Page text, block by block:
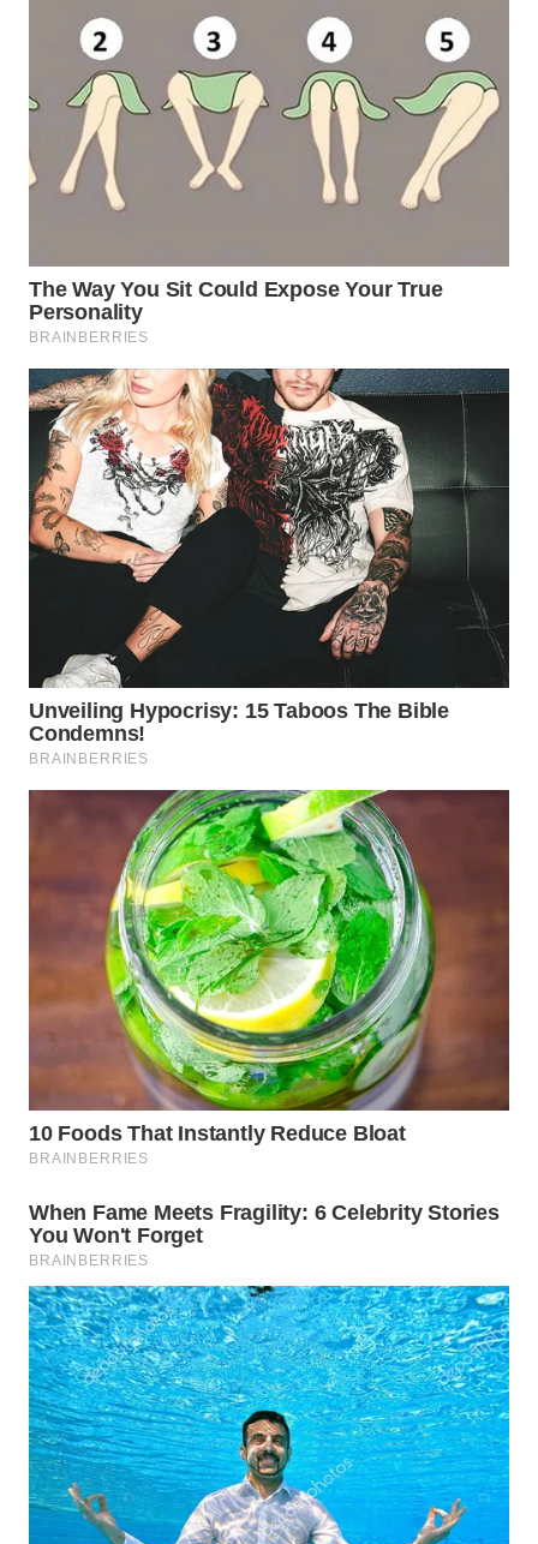
WN
INDRAMAYU
WN
KUNINGAN
WN
WN
SUBANG
WN
SUKABUMI
WN
PURWAKARTA
WN
WN
SEMARANG
WN
BOROBUDUR
MADURA
WN
NATUNA
BINTAN
WN
MANDALIKA
WN
LIKUPANG
WN
LABUANBAJO